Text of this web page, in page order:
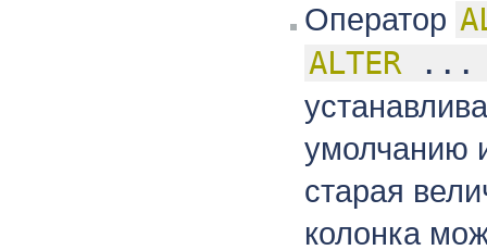
Оператор
ALTER
умолчанию
старая
колонка